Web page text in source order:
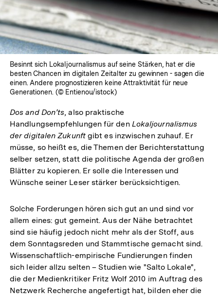
Besinnt sich Lokaljournalismus auf seine Stärken, hat er die
besten Chancen im digitalen Zeitalter zu gewinnen - sagen die
einen. Andere prognostizieren keine Attraktivität für neue
Generationen. (© Entienou/istock)
Dos and Don’ts, also praktische
Handlungsempfehlungen für den Lokaljournalismus
der digitalen Zukunftgibt es inzwischen zuhauf. Er
müsse, so heißt es, die Themen der Berichterstattung
selber setzen, statt die politische Agenda der großen
Blätter zu kopieren. Er solle die Interessen und
Wünsche seiner Leser stärker berücksichtigen.
Solche Forderungen hören sich gut an und sind vor
allem eines: gut gemeint. Aus der Nähe betrachtet
sind sie häufig jedoch nicht mehr als der Stoff, aus
dem Sonntagsreden und Stammtische gemacht sind.
Wissenschaftlich-empirische Fundierungen finden
sich leider allzu selten – Studien wie "Salto Lokale",
die der Medienkritiker Fritz Wolf 2010 im Auftrag des
Netzwerk Recherche angefertigt hat, bilden eher die